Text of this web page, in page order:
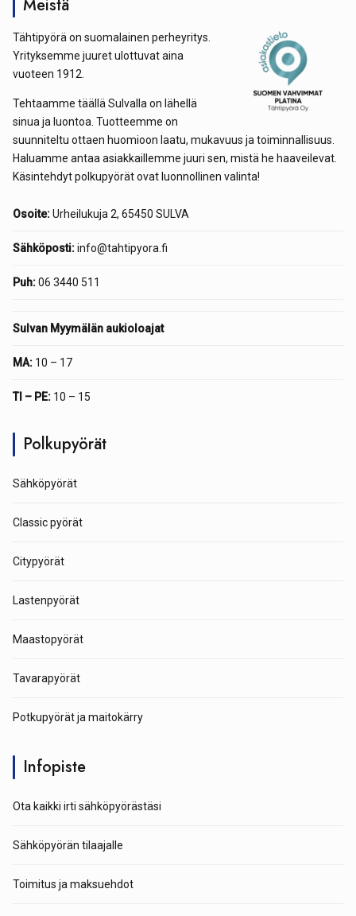
Meistä
Tähtipyörä on suomalainen perheyritys.
Yrityksemme juuret ulottuvat aina
vuoteen 1912.
Tehtaamme täällä Sulvalla on lähellä
sinua ja luontoa. Tuotteemme on
suunniteltu ottaen huomioon laatu, mukavuus ja toiminnallisuus.
Haluamme antaa asiakkaillemme juuri sen, mistä he haaveilevat.
Käsintehdyt polkupyörät ovat luonnollinen valinta!
Osoite:Urheilukuja 2, 65450 SULVA
Sähköposti:info@tahtipyora.fi
Puh:06 3440 511
Sulvan Myymälän aukioloajat
MA: 10 – 17
TI – PE: 10 – 15
Polkupyörät
Sähköpyörät
Classic pyörät
Citypyörät
Lastenpyörät
Maastopyörät
Tavarapyörät
Potkupyörät ja maitokärry
Infopiste
Ota kaikki irti sähköpyörästäsi
Sähköpyörän tilaajalle
Toimitus ja maksuehdot